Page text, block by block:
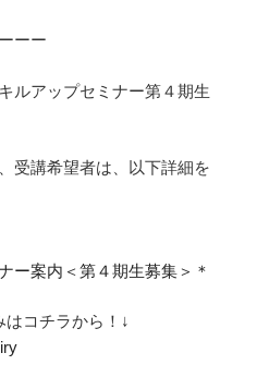
ーー
ルアップセミナー第４期生
受講希望者は、以下詳細を
ー案内＜第４期生募集＞＊
はコチラから！↓